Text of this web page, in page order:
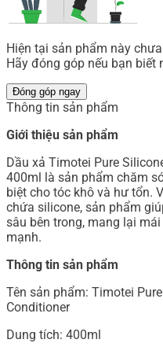
Hiện tại sản phẩm này
Hãy đóng góp nếu bạn
Đóng góp ngay
Thông tin sản phẩm
Giới thiệu sản phẩm
Dầu xả Timotei Pure
400ml là sản phẩm chăm
biệt cho tóc khô và hư tổn.
chứa silicone, sản phẩm
sâu bên trong, mang lại
mạnh.
Thông tin sản phẩm
Tên sản phẩm: Timotei
Conditioner
Dung tích: 400ml